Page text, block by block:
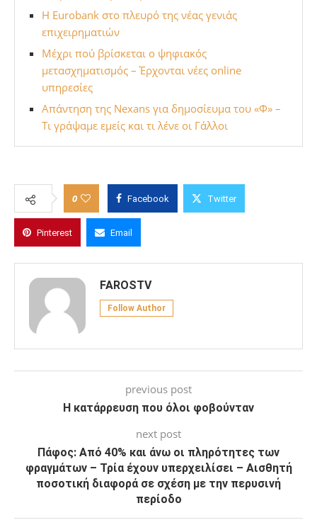
Η Eurobank στο πλευρό της νέας γενιάς
επιχειρηματιών
Μέχρι πού βρίσκεται ο ψηφιακός
μετασχηματισμός – Έρχονται νέες online
υπηρεσίες
Απάντηση της Nexans για δημοσίευμα του «Φ» –
Τι γράψαμε εμείς και τι λένε οι Γάλλοι
0 Facebook Twitter
Pinterest Email
FAROSTV
Follow Author
previous post
Η κατάρρευση που όλοι φοβούνταν
next post
Πάφος: Από 40% και άνω οι πληρότητες των
φραγμάτων – Τρία έχουν υπερχειλίσει – Αισθητή
ποσοτική διαφορά σε σχέση με την περυσινή
περίοδο